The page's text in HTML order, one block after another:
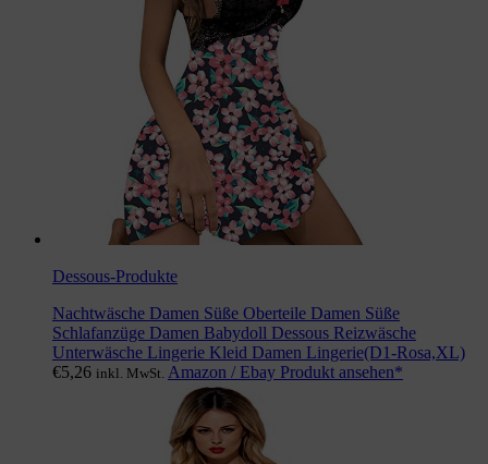
Dessous-Produkte
Nachtwäsche Damen Süße Oberteile Damen Süße
Schlafanzüge Damen Babydoll Dessous Reizwäsche
Unterwäsche Lingerie Kleid Damen Lingerie(D1-Rosa,XL)
€5,26 inkl. MwSt. Amazon / Ebay Produkt ansehen*